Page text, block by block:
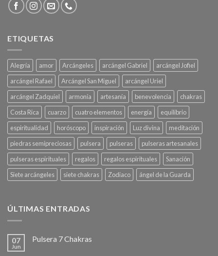
ETIQUETAS
Alegría amor Arcángeles arcángel Gabriel
arcángel Jofiel
arcángel Rafael
Arcángel San Miguel
arcángel Uriel
arcángel Zadquiel
armonía artesanía benevolencia
chakras
Costa Rica
cuarzo cuatro elementos energía
equilibrio
espiritualidad
horóscopo inspiración Luz divina
meditación
piedras semipreciosas
pulsera pulseras
pulseras artesanales
pulseras espirituales
regalos regalos espirituales
Sanación
Siete arcángeles
siete chakras Zodiaco ángel de la Guarda
ÚLTIMAS ENTRADAS
07
Jun
Pulsera 7 Chakras